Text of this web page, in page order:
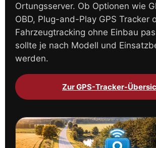
Ortungsserver. Ob Optionen wie
OBD, Plug-and-Play GPS Tracker
Fahrzeugtracking ohne Einbau
sollte je nach Modell und
werden.
Zur GPS-Tracker-